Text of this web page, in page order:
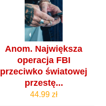
Anom. Największa
operacja FBI
przeciwko światowej
przestę...
44.99 zł